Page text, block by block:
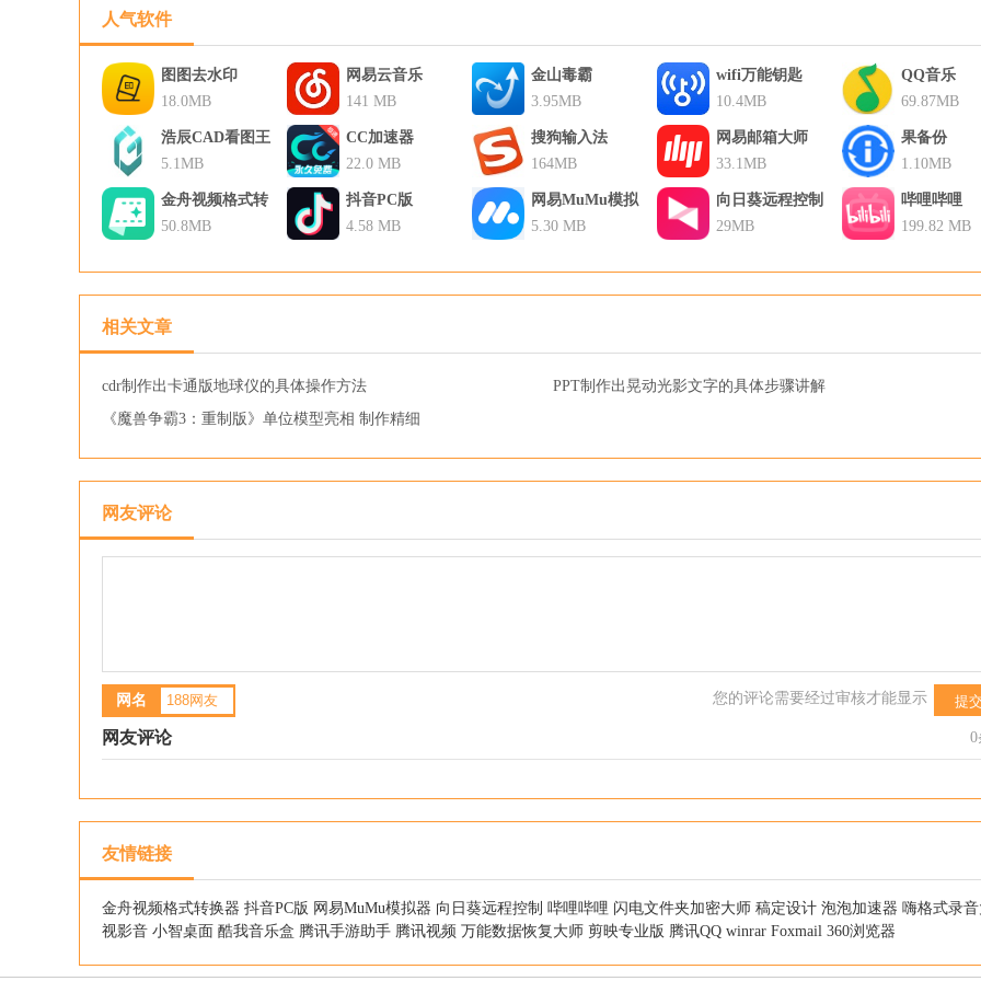
人气软件
图图去水印
18.0MB
网易云音乐
141 MB
金山毒霸
3.95MB
wifi万能钥匙
10.4MB
QQ音乐
69.87MB
浩辰CAD看图王
5.1MB
CC加速器
22.0 MB
搜狗输入法
164MB
网易邮箱大师
33.1MB
果备份
1.10MB
金舟视频格式转
换器
50.8MB
抖音PC版
4.58 MB
网易MuMu模拟
器
5.30 MB
向日葵远程控制
29MB
哔哩哔哩
199.82 MB
相关文章
cdr制作出卡通版地球仪的具体操作方法
PPT制作出晃动光影文字的具体步骤讲解
《魔兽争霸3：重制版》单位模型亮相 制作精细
网友评论
提
您的评论需要经过审核才能显示
网名
0
网友评论
友情链接
金舟视频格式转换器 抖音PC版 网易MuMu模拟器 向日葵远程控制 哔哩哔哩 闪电文件夹加密大师 稿定设计 泡泡加速器 嗨格式录
视影音 小智桌面 酷我音乐盒 腾讯手游助手 腾讯视频 万能数据恢复大师 剪映专业版 腾讯QQ winrar Foxmail 360浏览器